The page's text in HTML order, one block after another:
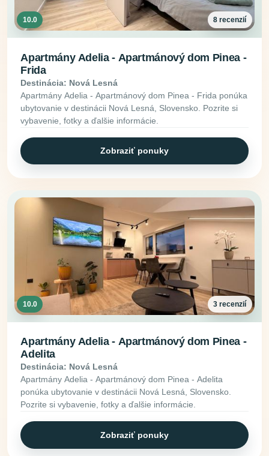
10.0 8 recenzií
Apartmány Adelia - Apartmánový dom Pinea -
Frida
Destinácia: Nová Lesná
Apartmány Adelia - Apartmánový dom Pinea - Frida ponúka
ubytovanie v destinácii Nová Lesná, Slovensko. Pozrite si
vybavenie, fotky a ďalšie informácie.
Zobraziť ponuky
10.0 3 recenzií
Apartmány Adelia - Apartmánový dom Pinea -
Adelita
Destinácia: Nová Lesná
Apartmány Adelia - Apartmánový dom Pinea - Adelita
ponúka ubytovanie v destinácii Nová Lesná, Slovensko.
Pozrite si vybavenie, fotky a ďalšie informácie.
Zobraziť ponuky